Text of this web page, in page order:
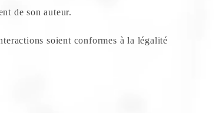
de son auteur.
soient conformes à la légalité